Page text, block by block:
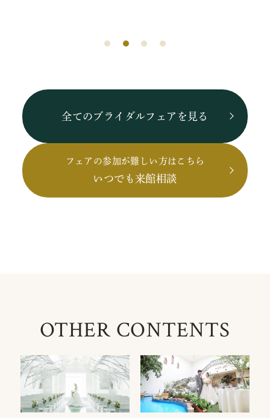
全てのブライダルフェアを見る
フェアの参加が難しい方はこちら
いつでも来館相談
OTHER CONTENTS